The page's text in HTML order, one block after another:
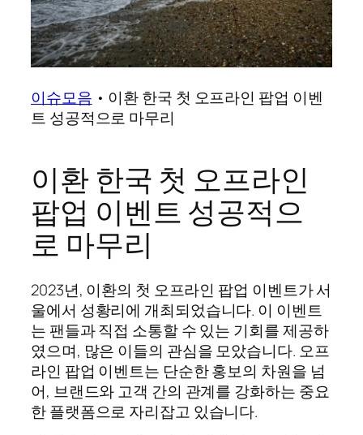
이슈모음 • 이환 한국 첫 오프라인 팝업 이벤
트 성공적으로 마무리
이환 한국 첫 오프라인
팝업 이벤트 성공적으
로 마무리
2023년, 이환의 첫 오프라인 팝업 이벤트가 서
울에서 성황리에 개최되었습니다. 이 이벤트
는 팬들과 직접 소통할 수 있는 기회를 제공하
였으며, 많은 이들의 관심을 모았습니다. 오프
라인 팝업 이벤트는 단순한 홍보의 차원을 넘
어, 브랜드와 고객 간의 관계를 강화하는 중요
한 플랫폼으로 자리잡고 있습니다.